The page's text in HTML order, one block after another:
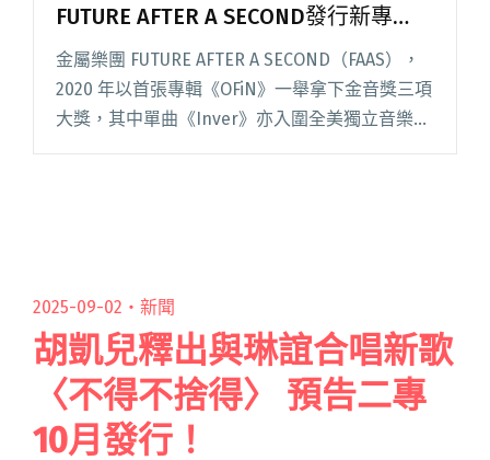
FUTURE AFTER A SECOND發行新專
《異骨 Xenobones_》
金屬樂團 FUTURE AFTER A SECOND（FAAS），
2020 年以首張專輯《OFiN》一舉拿下金音獎三項
大獎，其中單曲《Inver》亦入圍全美獨立音樂獎
多項獎項。聽眾引頸期盼四年，他們終於在 10 月
2025-09-02・ 新聞
胡凱兒釋出與琳誼合唱新歌
〈不得不捨得〉 預告二專
10月發行！